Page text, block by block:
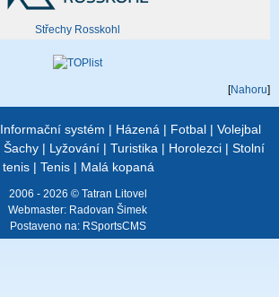
Střechy Rosskohl
[Nahoru]
Informační systém | Házená | Fotbal | Volejbal
Šachy | Lyžování | Turistika | Horolezci | Stolní
tenis| Tenis| Malá kopaná
2006 - 2026 © Tatran Litovel
Webmaster: Radovan Šimek
Postaveno na: RSportsCMS